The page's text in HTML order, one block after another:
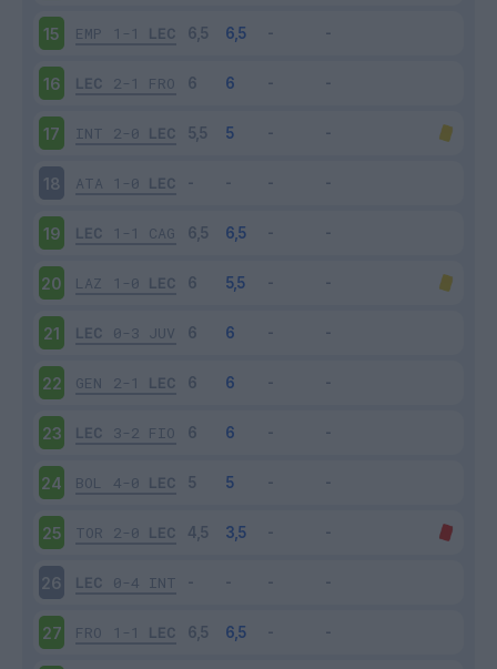
15 EMP 1-1 LEC
16 LEC 2-1 FRO
17 INT 2-0 LEC
18 ATA 1-0 LEC
19 LEC 1-1 CAG
20 LAZ 1-0 LEC
21 LEC 0-3 JUV
22 GEN 2-1 LEC
23 LEC 3-2 FIO
24 BOL 4-0 LEC
25 TOR 2-0 LEC
26 LEC 0-4 INT
27 FRO 1-1 LEC